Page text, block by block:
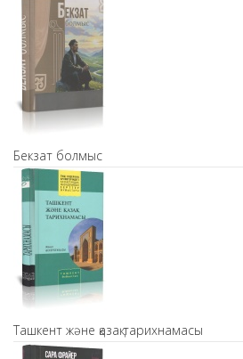
Бекзат болмыс
Ташкент және қазақ тарихнамасы